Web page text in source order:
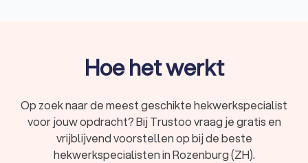
van 8.8 op basis van 1000+ reviews, ervaring en opleiding.
Waarom een professionele
hekwerkspecialist in Rozenburg (ZH)?
Het plaatsen van een hekwerk lijkt misschien eenvoudig, maar
Hoe het werkt
Op zoek naar de meest geschikte hekwerkspecialist
voor jouw opdracht? Bij Trustoo vraag je gratis en
vrijblijvend voorstellen op bij de beste
hekwerkspecialisten in Rozenburg (ZH).